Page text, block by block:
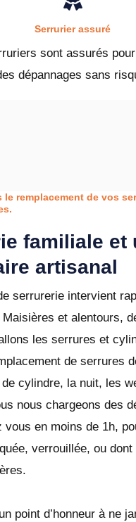
Serrurier assuré
sont assurés
dépannages sans
le remplacement de vos
familiale et
artisanal
serrurerie intervient
et alentours,
les serrures et
de serrures
de cylindre, la nuit, les
nous chargeons des
vous en moins de 1h,
verrouillée, ou
point d’honneur à ne